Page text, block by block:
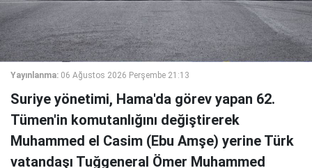
Yayınlanma: 06 Ağustos 2026 Perşembe 21:13
Suriye yönetimi, Hama'da görev yapan 62.
Tümen'in komutanlığını değiştirerek
Muhammed el Casim (Ebu Amşe) yerine Türk
vatandaşı Tuğgeneral Ömer Muhammed